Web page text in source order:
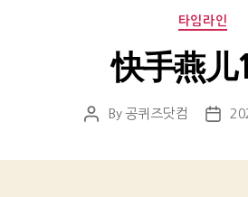
타임라인
快手燕儿
PostBy 공퀴즈닷컴
Post